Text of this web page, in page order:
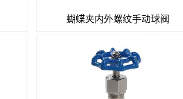
蝴蝶夹内外螺纹手动球阀